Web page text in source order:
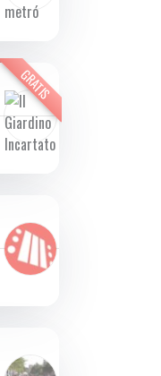
GRATIS